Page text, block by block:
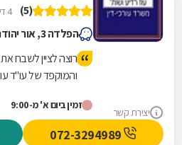
יצירת קשר
(5) 4 דירוגים
הפלדה 3, אור יהודה
והמוקפד של עו"ד
זמין ביום א' מ-9:00